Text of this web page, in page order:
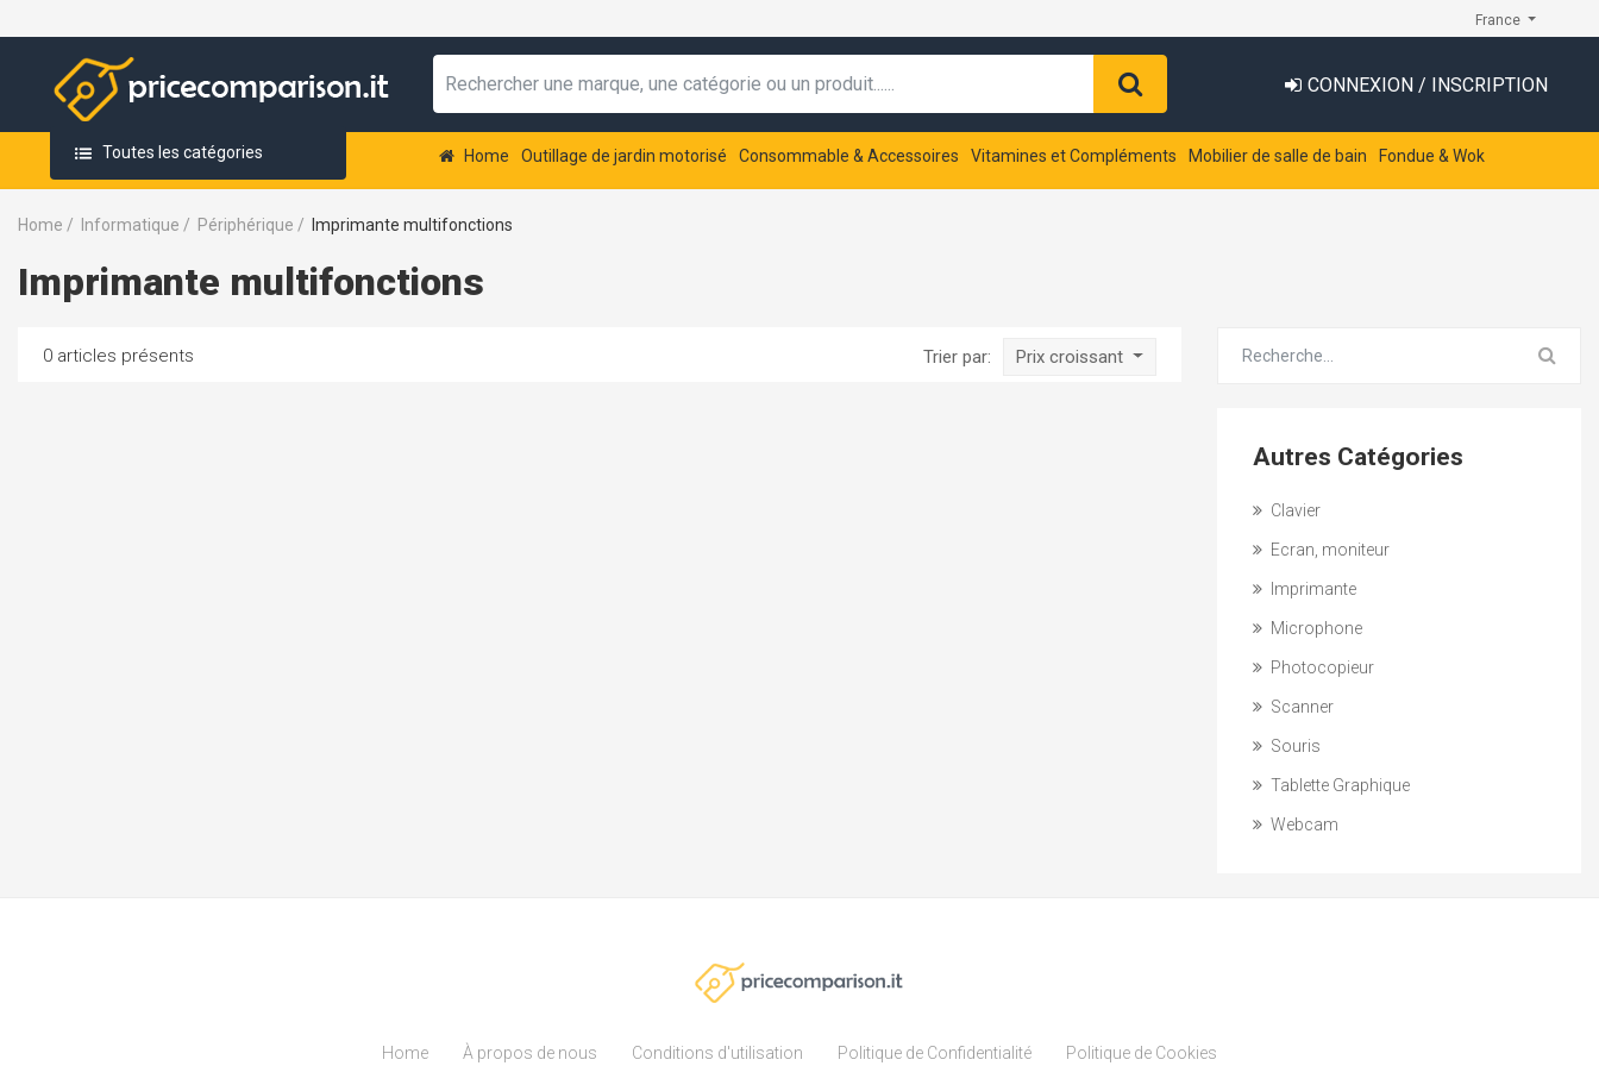
France
CONNEXION / INSCRIPTION
Toutes les catégories Home Outillage de jardin motorisé Consommable & Accessoires Vitamines et Compléments Mobilier de salle de bain Fondue & Wok
Home / Informatique / Périphérique / Imprimante multifonctions
Imprimante multifonctions
Autres Catégories
Clavier
Ecran, moniteur
Imprimante
Microphone
Photocopieur
Scanner
Souris
Tablette Graphique
Webcam
0 articles présents Trier par: Prix croissant
Home À propos de nous Conditions d'utilisation Politique de Confidentialité Politique de Cookies